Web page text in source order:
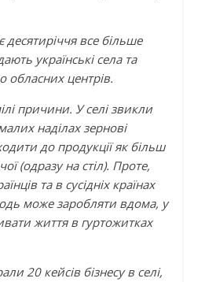
десятиріччя все більше
українські села та
обласних центрів.
причини. У селі звикли
наділах зернові
до продукції як більш
(одразу на стіл). Проте,
та в сусідніх країнах
може заробляти вдома, у
життя в гуртожитках
20 кейсів бізнесу в селі,